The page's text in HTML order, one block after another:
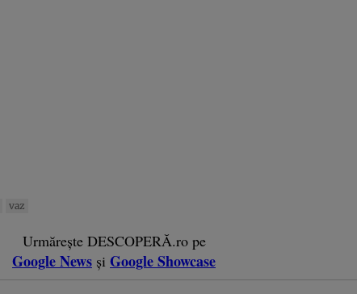
vaz
Urmărește DESCOPERĂ.ro pe
Google News și Google Showcase